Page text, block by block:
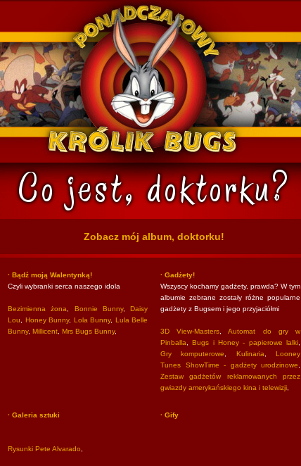
Zobacz mój album, doktorku!
· Bądź moją Walentynką!
Czyli wybranki serca naszego idola
Bezimienna żona Bonnie Bunny, Daisy
Lou
Honey Bunny, Lola Bunny, Lula Belle
Bunny, Millicent Mrs Bugs Bunny,
· Gadżety!
Wszyscy kochamy gadżety, prawda? W tym
albumie zebrane zostały różne popularne
gadżety z Bugsem i jego przyjaciółmi
3D View-Masters ,Automat do gry w
Pinballa ,Bugs i Honey - papierowe lalki
Gry komputerowe
Kulinaria ,Looney
Tunes ShowTime - gadżety urodzinowe
Zestaw gadżetów reklamowanych przez
gwiazdy amerykańskiego kina i telewizji
· Galeria sztuki
Rysunki Pete Alvarado
· Gify